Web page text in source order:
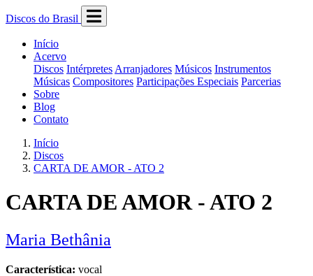
Discos do Brasil
Início
Acervo
Discos Intérpretes Arranjadores Músicos Instrumentos
Músicas Compositores Participações Especiais Parcerias
Sobre
Blog
Contato
Início
Discos
CARTA DE AMOR - ATO 2
CARTA DE AMOR - ATO 2
Maria Bethânia
Característica: vocal